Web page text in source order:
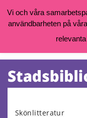
Vill du söka böcker,
Öppettider, katalog
Tjänster
Skönlitteratur
Vi och våra
användbarheten på